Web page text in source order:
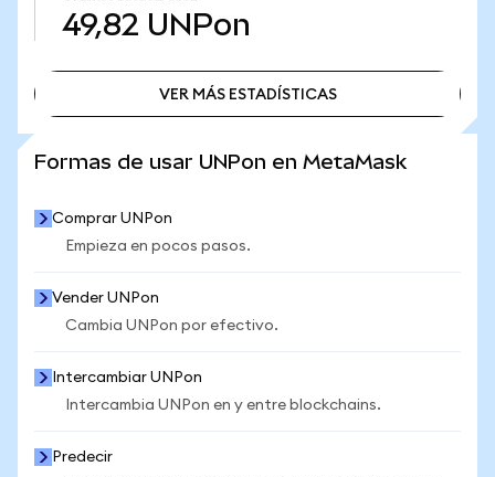
49,82 UNPon
VER MÁS ESTADÍSTICAS
Formas de usar UNPon en MetaMask
Comprar UNPon
Empieza en pocos pasos.
Vender UNPon
Cambia UNPon por efectivo.
Intercambiar UNPon
Intercambia UNPon en y entre blockchains.
Predecir